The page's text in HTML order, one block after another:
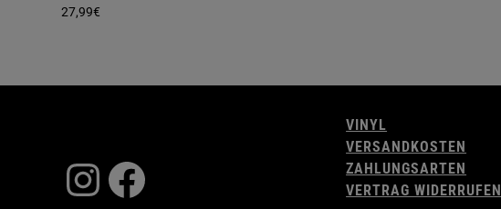
27,99€
Instagram
Facebook
VINYL
VERSANDKOSTEN
ZAHLUNGSARTEN
VERTRAG WIDERRUFEN